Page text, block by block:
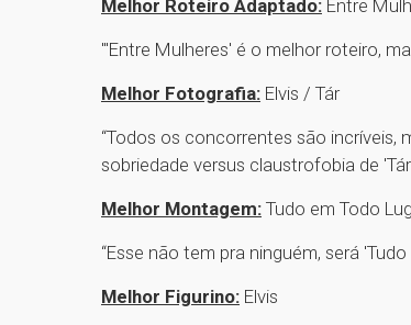
Melhor Roteiro Adaptado: Entre
"'Entre Mulheres' é o melhor roteiro,
Melhor Fotografia: Elvis / Tár
“Todos os concorrentes são incríveis,
sobriedade versus claustrofobia de
Melhor Montagem: Tudo em Todo
“Esse não tem pra ninguém, será
Melhor Figurino: Elvis